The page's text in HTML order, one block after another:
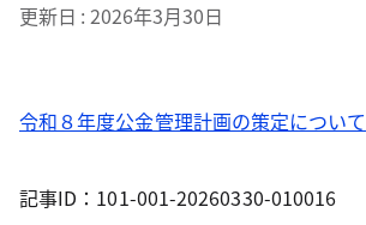
更新日 2026年3月30日
令和８年度公金管理計画の策定について
記事ID：101-001-20260330-010016